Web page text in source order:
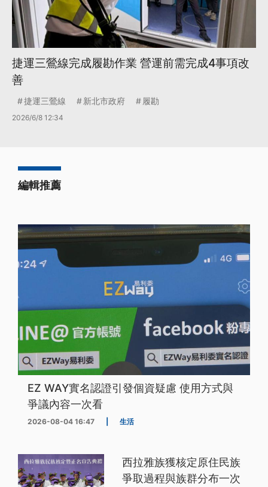
捷運三鶯線完成履勘作業 營運前需完成4事項改
善
捷運三鶯線 新北市政府 履勘
2026/6/8 12:34
編輯推薦
EZ WAY實名認證引發個資疑慮 使用方式與
爭議內容一次看
2026-08-04 16:47 生活
西拉雅族獲核定原住民族
爭取過程與族群分布一次